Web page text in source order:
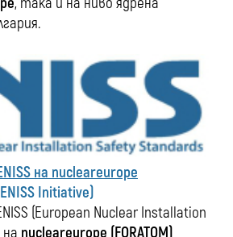
на nucleareurope
Initiative)
(European Nuclear Installation
nucleareurope (FORATOM)